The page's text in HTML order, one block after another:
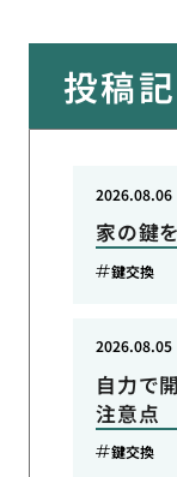
投稿
家の鍵
2026.08.06
鍵交換
自力で
注意点
2026.08.05
鍵交換